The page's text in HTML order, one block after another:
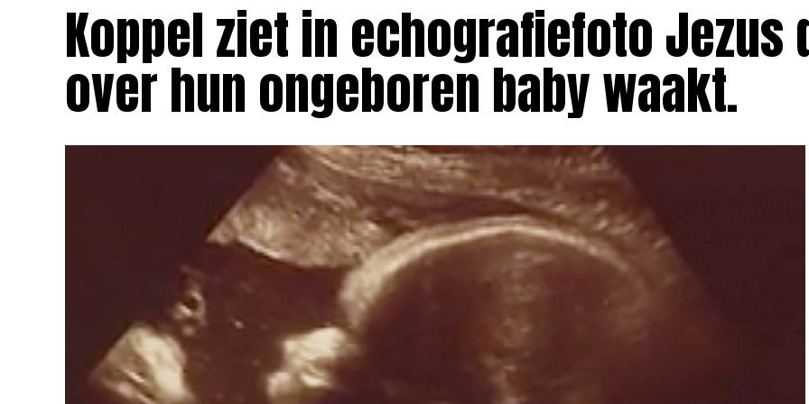
Koppel ziet in echografiefoto Jezus
over hun ongeboren baby waakt.